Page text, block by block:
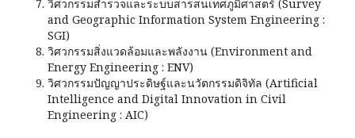
วิศวกรรมสำรวจและระบบสารสนเทศภูมิศาสตร์ (Survey
and Geographic Information System Engineering :
SGI)
วิศวกรรมสิ่งแวดล้อมและพลังงาน (Environment and
Energy Engineering : ENV)
วิศวกรรมปัญญาประดิษฐ์และนวัตกรรมดิจิทัล (Artificial
Intelligence and Digital Innovation in Civil
Engineering : AIC)